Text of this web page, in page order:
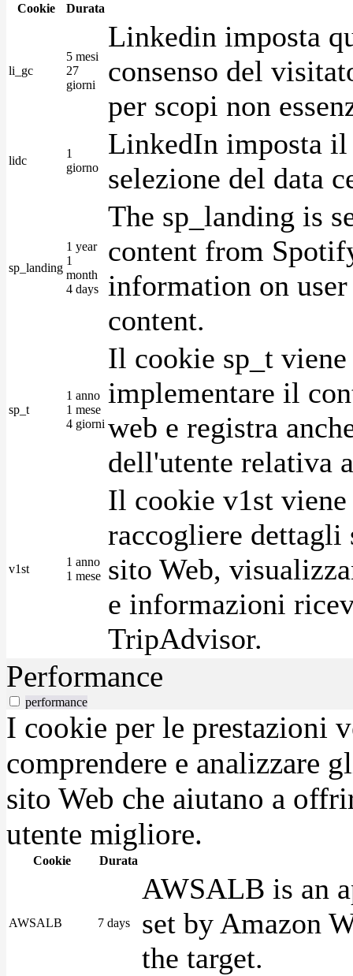
Cookie Durata
li_gc
5 mesi
27
giorni
Linkedin imposta
consenso del
per scopi non
lidc
1
giorno
LinkedIn imposta
selezione del data
sp_landing
1 year
1
month
4 days
The sp_landing is
content from
information on
content.
sp_t
1 anno
1 mese
4 giorni
Il cookie sp_t
implementare il
web e registra
dell'utente relativa
v1st
1 anno
1 mese
Il cookie v1st
raccogliere
sito Web,
e informazioni
TripAdvisor.
Performance
performance
I cookie per le prestazioni
comprendere e analizzare
sito Web che aiutano a
utente migliore.
Cookie Durata
AWSALB 7 days
AWSALB is an
set by Amazon
the target.